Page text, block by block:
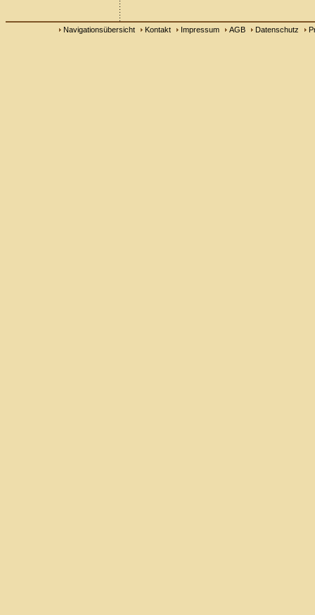
Navigationsübersicht Kontakt Impressum AGB Datenschutz